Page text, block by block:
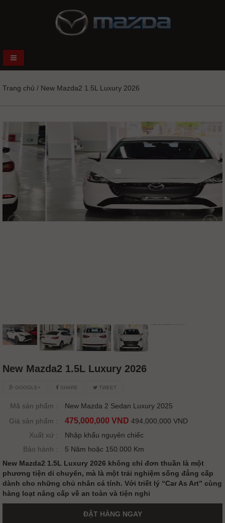
Trang chủ / New Mazda2 1.5L Luxury 2026
New Mazda2 1.5L Luxury 2026
GOOGLE+ SHARE TWEET
Mã sản phẩm :
New Mazda 2 Sedan Luxury 2025
Giá sản phẩm :
475,000,000 VND 494,000,000 VND
Xuất xứ :
Nhập khẩu nguyên chiếc
Bảo hành :
5 Năm hoặc 150.000 Km
New Mazda2 1.5L Luxury 2026 không chỉ đơn thuần là một
phương tiện di chuyển, mà là một trải nghiệm sống đẳng cấp
dành cho những chủ nhân cá tính. Với triết lý “Car As Art” cùng
hàng loạt nâng cấp về an toàn và tiện nghi
ĐẶT HÀNG NGAY